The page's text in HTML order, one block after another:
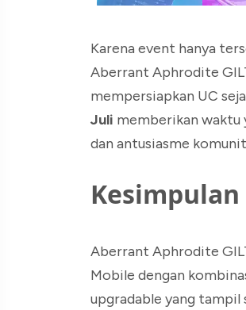
Karena event hanya
Aberrant Aphrodite
mempersiapkan UC
Juli memberikan waktu
dan antusiasme
Kesimpulan
Aberrant Aphrodite
Mobile dengan
upgradable yang tampil